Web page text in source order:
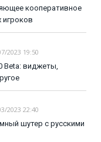
кооперативное
игроков
2023 19:50
Beta: виджеты,
2023 22:40
шутер с русскими